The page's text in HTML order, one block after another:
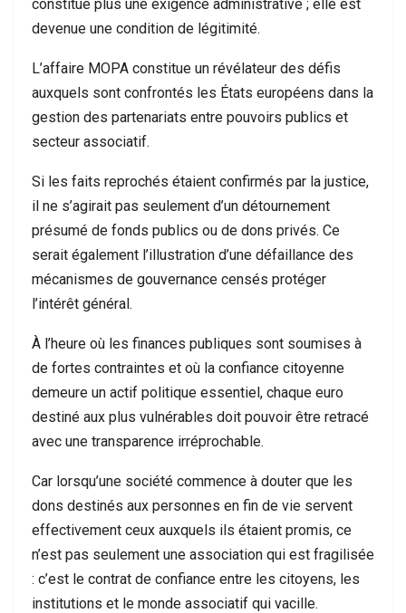
constitue plus une exigence administrative ; elle est
devenue une condition de légitimité.
L’affaire MOPA constitue un révélateur des défis
auxquels sont confrontés les États européens dans la
gestion des partenariats entre pouvoirs publics et
secteur associatif.
Si les faits reprochés étaient confirmés par la justice,
il ne s’agirait pas seulement d’un détournement
présumé de fonds publics ou de dons privés. Ce
serait également l’illustration d’une défaillance des
mécanismes de gouvernance censés protéger
l’intérêt général.
À l’heure où les finances publiques sont soumises à
de fortes contraintes et où la confiance citoyenne
demeure un actif politique essentiel, chaque euro
destiné aux plus vulnérables doit pouvoir être retracé
avec une transparence irréprochable.
Car lorsqu’une société commence à douter que les
dons destinés aux personnes en fin de vie servent
effectivement ceux auxquels ils étaient promis, ce
n’est pas seulement une association qui est fragilisée
: c’est le contrat de confiance entre les citoyens, les
institutions et le monde associatif qui vacille.